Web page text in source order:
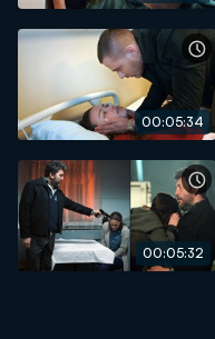
00:05:34
00:05:32